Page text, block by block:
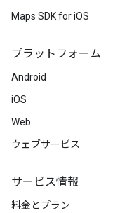
Maps SDK for iOS
プラットフォーム
Android
iOS
Web
ウェブサービス
サービス情報
料金とプラン